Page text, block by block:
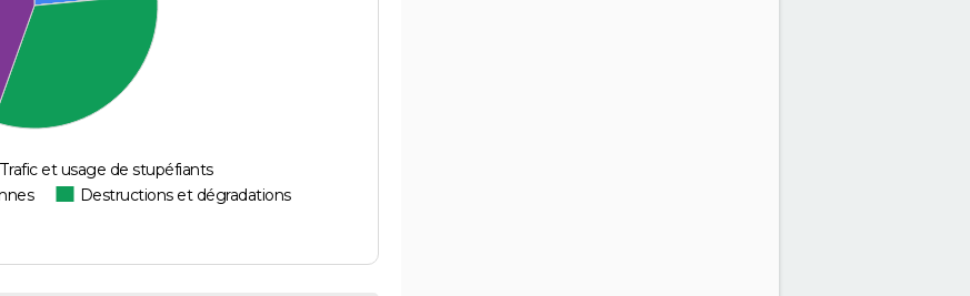
Trafic et usage de stupéfiants
Destructions et dégradations